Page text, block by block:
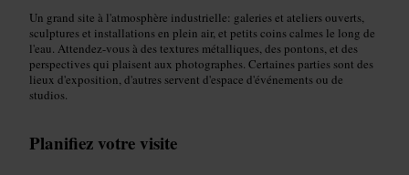
Un grand site à l'atmosphère industrielle: galeries et ateliers ouverts,
sculptures et installations en plein air, et petits coins calmes le long de
l'eau. Attendez-vous à des textures métalliques, des pontons, et des
perspectives qui plaisent aux photographes. Certaines parties sont des
lieux d'exposition, d'autres servent d'espace d'événements ou de
studios.
Planifiez votre visite